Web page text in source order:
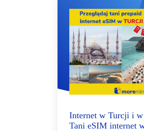
Internet w Turcji i
Tani eSIM internet